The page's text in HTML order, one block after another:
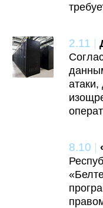
2.11 |
8.10 |